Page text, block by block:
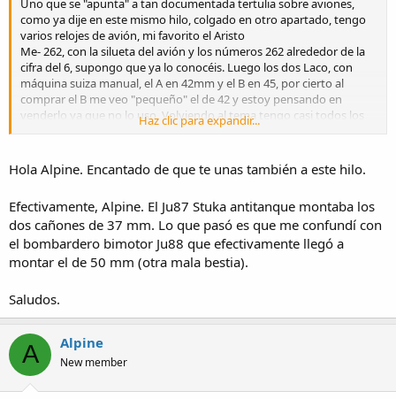
Uno que se "apunta" a tan documentada tertulia sobre aviones,
como ya dije en este mismo hilo, colgado en otro apartado, tengo
varios relojes de avión, mi favorito el Aristo
Me- 262, con la silueta del avión y los números 262 alrededor de la
cifra del 6, supongo que ya lo conocéis. Luego los dos Laco, con
máquina suiza manual, el A en 42mm y el B en 45, por cierto al
comprar el B me veo "pequeño" el de 42 y estoy pensando en
venderlo ya que no lo uso. Volviendo al tema tengo casi todos los
aviones que muestras, la mayoría de Altaya , menos Horten, V1,
Natter/V1/V2/Rheintochter(Misil antiaéreo)Henschel 293 y Enzian,
misiles aire-tierra, etc.
no 50mm, supongo que se "coló" ese número. Bueno cuando
me..."meta" colgaré fotos de relojes y aviones. Gracias por vuestras
aportaciones. Saludos
Haz clic para expandir...
Hola Alpine. Encantado de que te unas también a este hilo.
Efectivamente, Alpine. El Ju87 Stuka antitanque montaba los
dos cañones de 37 mm. Lo que pasó es que me confundí con
el bombardero bimotor Ju88 que efectivamente llegó a
montar el de 50 mm (otra mala bestia).
Saludos.
A Alpine
New member